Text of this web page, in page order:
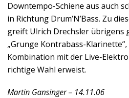
Downtempo-Schiene aus auch
in Richtung Drum’N’Bass. Zu
greift Ulrich Drechsler übrigens
„Grunge Kontrabass-Klarinette“,
Kombination mit der Live-
richtige Wahl erweist.
Martin Gansinger – 14.11.06